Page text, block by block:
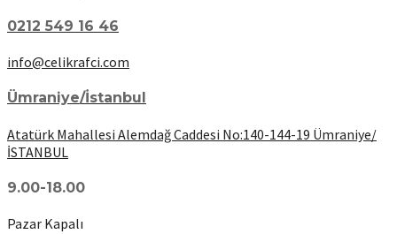
0212 549 16 46
info@celikrafci.com
Ümraniye/İstanbul
Atatürk Mahallesi Alemdağ Caddesi No:140-144-19 Ümraniye/
İSTANBUL
9.00-18.00
Pazar Kapalı